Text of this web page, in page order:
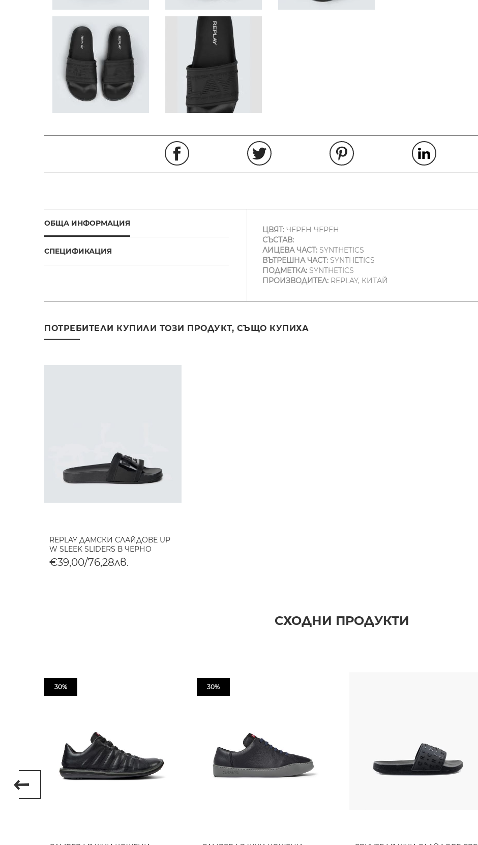
ОБЩА ИНФОРМАЦИЯ
СПЕЦИФИКАЦИЯ
ЦВЯТ:ЧЕРЕН ЧЕРЕН
СЪСТАВ:
ЛИЦЕВА ЧАСТ:SYNTHETICS
ВЪТРЕШНА ЧАСТ:SYNTHETICS
ПОДМЕТКА:SYNTHETICS
ПРОИЗВОДИТЕЛ:REPLAY, КИТАЙ
ПОТРЕБИТЕЛИ КУПИЛИ ТОЗИ ПРОДУКТ, СЪЩО КУПИХА
REPLAY ДАМСКИ СЛАЙДОВЕ UP
W SLEEK SLIDERS В ЧЕРНО
€39,00/76,28лв.
СХОДНИ ПРОДУКТИ
30% 30%